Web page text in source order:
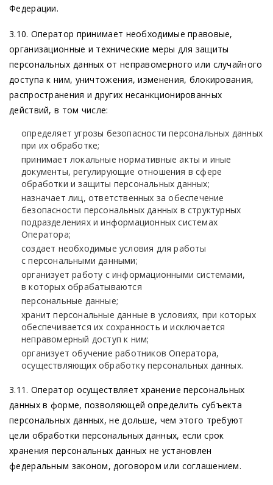
Федерации.
3.10. Оператор принимает необходимые правовые,
организационные и технические меры для защиты
персональных данных от неправомерного или случайного
доступа к ним, уничтожения, изменения, блокирования,
распространения и других несанкционированных
действий, в том числе:
определяет угрозы безопасности персональных данных
при их обработке;
принимает локальные нормативные акты и иные
документы, регулирующие отношения в сфере
обработки и защиты персональных данных;
назначает лиц, ответственных за обеспечение
безопасности персональных данных в структурных
подразделениях и информационных системах
Оператора;
создает необходимые условия для работы
с персональными данными;
организует работу с информационными системами,
в которых обрабатываются
персональные данные;
хранит персональные данные в условиях, при которых
обеспечивается их сохранность и исключается
неправомерный доступ к ним;
организует обучение работников Оператора,
осуществляющих обработку персональных данных.
3.11. Оператор осуществляет хранение персональных
данных в форме, позволяющей определить субъекта
персональных данных, не дольше, чем этого требуют
цели обработки персональных данных, если срок
хранения персональных данных не установлен
федеральным законом, договором или соглашением.